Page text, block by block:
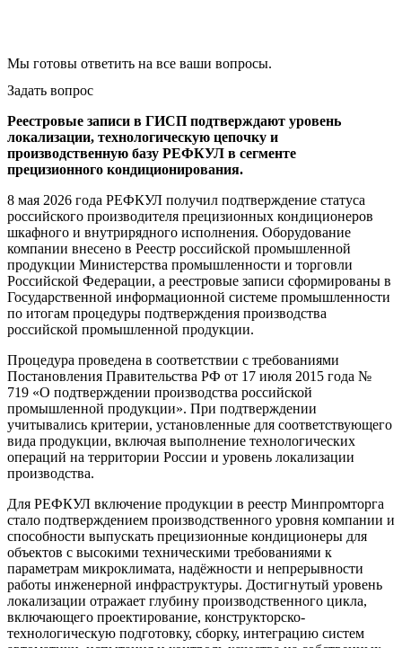
Мы готовы ответить на все ваши вопросы.
Задать вопрос
Реестровые записи в ГИСП подтверждают уровень
локализации, технологическую цепочку и
производственную базу РЕФКУЛ в сегменте
прецизионного кондиционирования.
8 мая 2026 года РЕФКУЛ получил подтверждение статуса
российского производителя прецизионных кондиционеров
шкафного и внутрирядного исполнения. Оборудование
компании внесено в Реестр российской промышленной
продукции Министерства промышленности и торговли
Российской Федерации, а реестровые записи сформированы в
Государственной информационной системе промышленности
по итогам процедуры подтверждения производства
российской промышленной продукции.
Процедура проведена в соответствии с требованиями
Постановления Правительства РФ от 17 июля 2015 года №
719 «О подтверждении производства российской
промышленной продукции». При подтверждении
учитывались критерии, установленные для соответствующего
вида продукции, включая выполнение технологических
операций на территории России и уровень локализации
производства.
Для РЕФКУЛ включение продукции в реестр Минпромторга
стало подтверждением производственного уровня компании и
способности выпускать прецизионные кондиционеры для
объектов с высокими техническими требованиями к
параметрам микроклимата, надёжности и непрерывности
работы инженерной инфраструктуры. Достигнутый уровень
локализации отражает глубину производственного цикла,
включающего проектирование, конструкторско-
технологическую подготовку, сборку, интеграцию систем